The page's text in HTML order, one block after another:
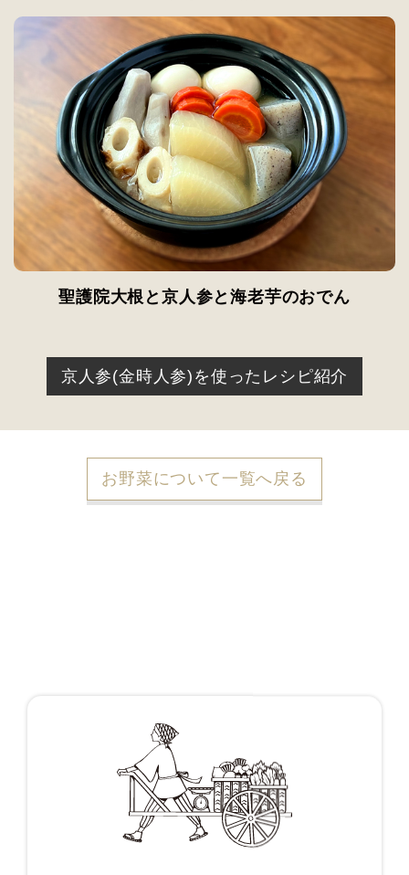
聖護院大根と京人参と海老芋のおでん
京人参(金時人参)を使ったレシピ紹介
お野菜について一覧へ戻る